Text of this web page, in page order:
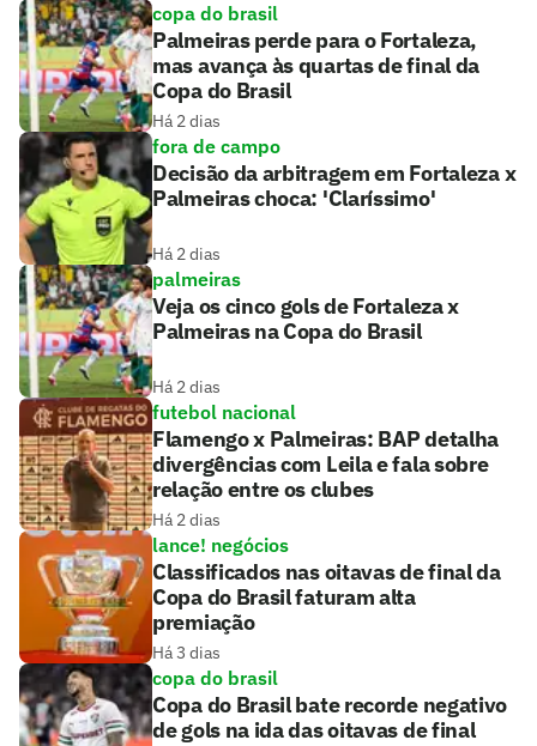
copa do brasil
Palmeiras perde para o Fortaleza,
mas avança às quartas de final da
Copa do Brasil
Há 2 dias
fora de campo
Decisão da arbitragem em Fortaleza x
Palmeiras choca: 'Claríssimo'
Há 2 dias
palmeiras
Veja os cinco gols de Fortaleza x
Palmeiras na Copa do Brasil
Há 2 dias
futebol nacional
Flamengo x Palmeiras: BAP detalha
divergências com Leila e fala sobre
relação entre os clubes
Há 2 dias
lance! negócios
Classificados nas oitavas de final da
Copa do Brasil faturam alta
premiação
Há 3 dias
copa do brasil
Copa do Brasil bate recorde negativo
de gols na ida das oitavas de final